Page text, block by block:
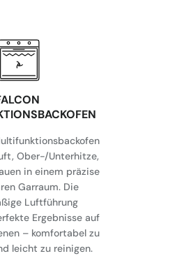
Ober-/Unterhitze,
in einem präzise
Garraum. Die
Luftführung
Ergebnisse auf
– komfortabel zu
leicht zu reinigen.